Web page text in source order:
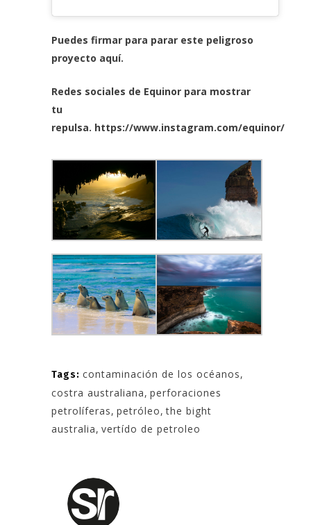
Puedes firmar para parar este peligroso
proyecto aquí.
Redes sociales de Equinor para mostrar
tu
repulsa. https://www.instagram.com/equinor/
Tags: contaminación de los océanos,
costra australiana, perforaciones
petrolíferas, petróleo,the bight
australia, vertído de petroleo